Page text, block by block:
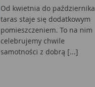
Od kwietnia do października
taras staje się dodatkowym
pomieszczeniem. To na nim
celebrujemy chwile
samotności z dobrą [...]